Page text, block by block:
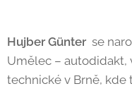
Hujber Günter se
Umělec – autodidakt,
technické v Brně, kde